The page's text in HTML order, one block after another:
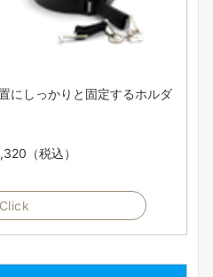
にしっかりと固定するホルダ
（税込）
Click